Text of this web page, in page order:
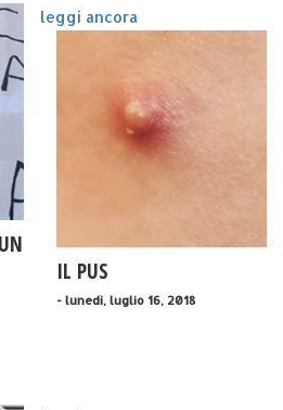
leggi ancora
IL PUS
- lunedì, luglio 16, 2018